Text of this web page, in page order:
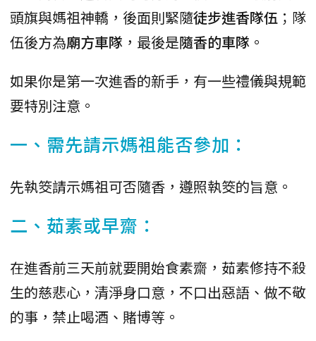
頭旗與媽祖神轎，後面則緊隨徒步進香隊伍 ；隊
伍後方為廟方車隊 ，最後是隨香的車隊 。
如果你是第一次進香的新手，有一些禮儀與規範
要特別注意。
一、需先請示媽祖能否參加：
先執筊請示媽祖可否隨香，遵照執筊的旨意。
二、茹素或早齋：
在進香前三天前就要開始食素齋，茹素修持不殺
生的慈悲心，清淨身口意，不口出惡語、做不敬
的事，禁止喝酒、賭博等。